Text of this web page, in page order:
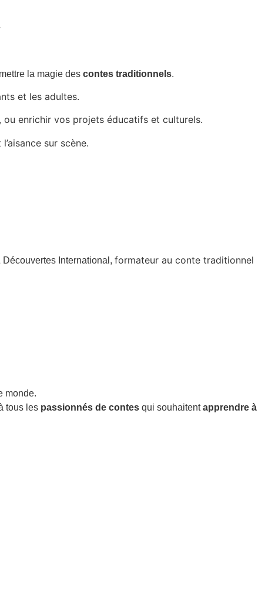
la magie des contes traditionnels.
et les adultes.
, ou enrichir vos projets éducatifs et culturels.
l’aisance sur scène.
International, formateur au conte traditionnel
monde.
tous les passionnés de contes qui souhaitentapprendre à